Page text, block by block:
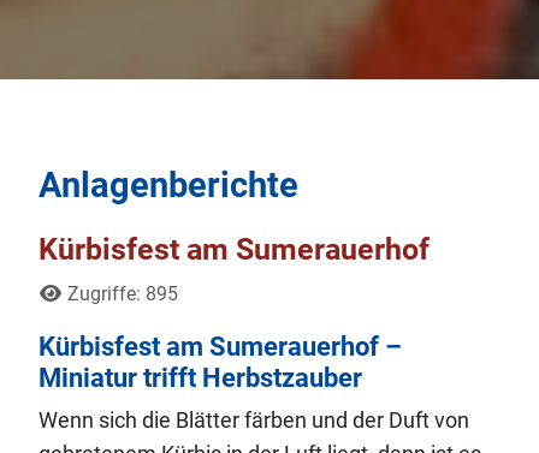
Anlagenberichte
Kürbisfest am Sumerauerhof
DetailsZugriffe: 895
Kürbisfest am Sumerauerhof –
Miniatur trifft Herbstzauber
Wenn sich die Blätter färben und der Duft von